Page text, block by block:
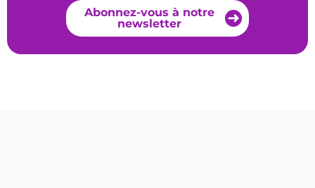
Abonnez-vous à notre
newsletter